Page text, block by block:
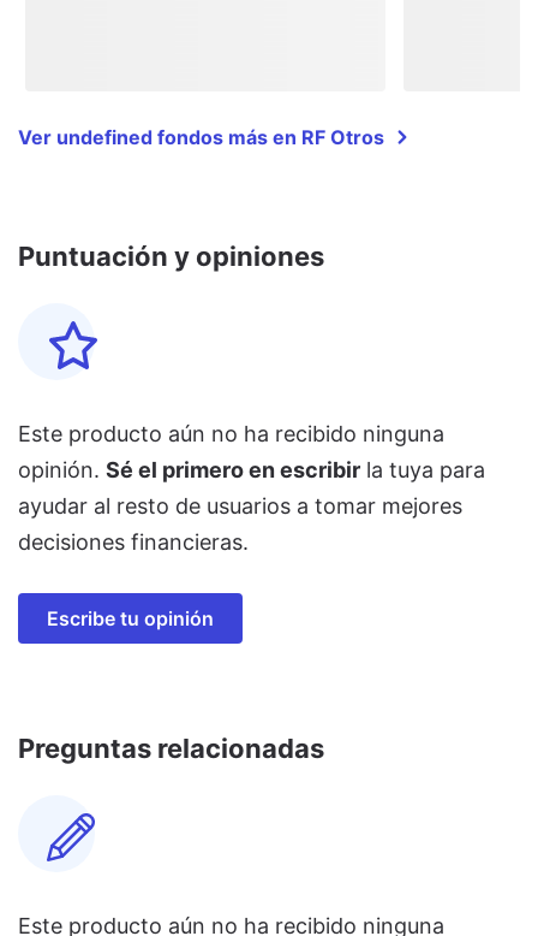
Ver undefined fondos más en RF Otros
Puntuación y opiniones
Este producto aún no ha recibido ninguna
opinión. Sé el primero en escribir la tuya para
ayudar al resto de usuarios a tomar mejores
decisiones financieras.
Escribe tu opinión
Preguntas relacionadas
Este producto aún no ha recibido ninguna